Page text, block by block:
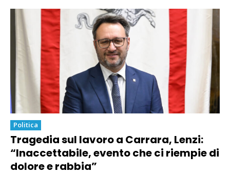
Politica
Tragedia sul lavoro a Carrara, Lenzi:
“Inaccettabile, evento che ci riempie di
dolore e rabbia”